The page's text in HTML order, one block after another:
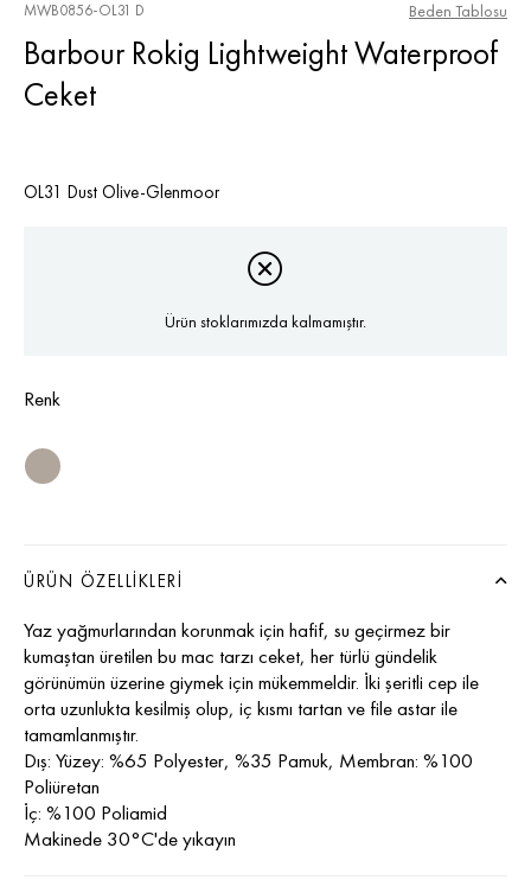
MWB0856-OL31 D
Barbour Rokig Lightweight Waterproof
Ceket
Beden Tablosu
OL31 Dust Olive-Glenmoor
Ürün stoklarımızda kalmamıştır.
Renk
ÜRÜN ÖZELLIKLERI
Yaz yağmurlarından korunmak için hafif, su geçirmez bir
kumaştan üretilen bu mac tarzı ceket, her türlü gündelik
görünümün üzerine giymek için mükemmeldir. İki şeritli cep ile
orta uzunlukta kesilmiş olup, iç kısmı tartan ve file astar ile
tamamlanmıştır.
Dış: Yüzey: %65 Polyester, %35 Pamuk, Membran: %100
Poliüretan
İç: %100 Poliamid
Makinede 30°C'de yıkayın